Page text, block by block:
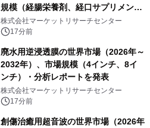
規模（経腸栄養剤、経口サプリメン
ト）・分析レポートを発表
株式会社マーケットリサーチセンター
17分前
廃水用逆浸透膜の世界市場（2026年～
2032年）、市場規模（4インチ、8イ
ンチ）・分析レポートを発表
株式会社マーケットリサーチセンター
17分前
創傷治癒用超音波の世界市場（2026年